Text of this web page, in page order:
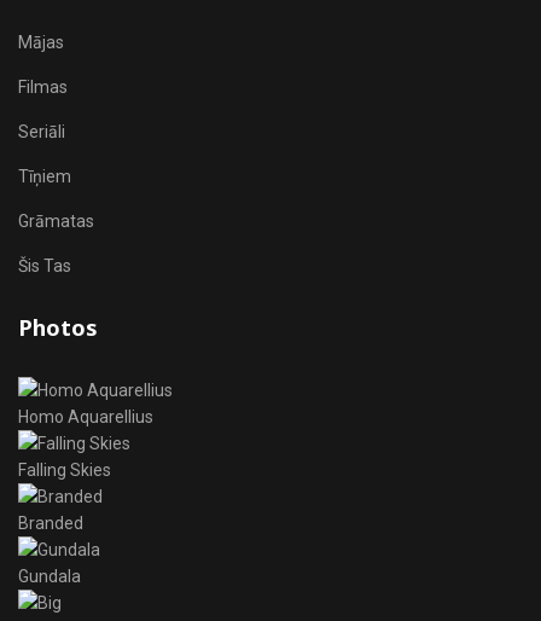
Mājas
Filmas
Seriāli
Tīņiem
Grāmatas
Šis Tas
Photos
Homo Aquarellius
Falling Skies
Branded
Gundala